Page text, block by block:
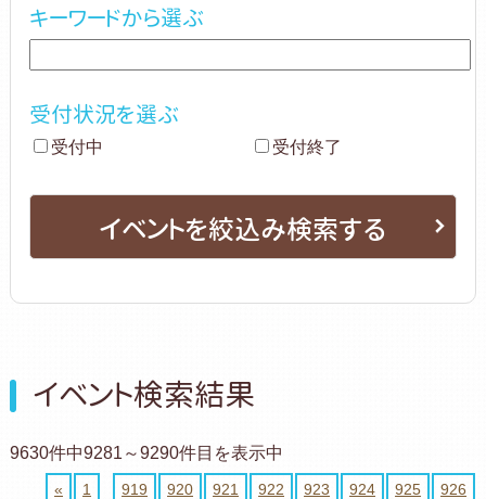
キーワードから選ぶ
受付状況を選ぶ
受付中 受付終了
イベントを絞込み検索する
イベント検索結果
9630件中9281～9290件目を表示中
« 1 919 920 921 922 923 924 925
926